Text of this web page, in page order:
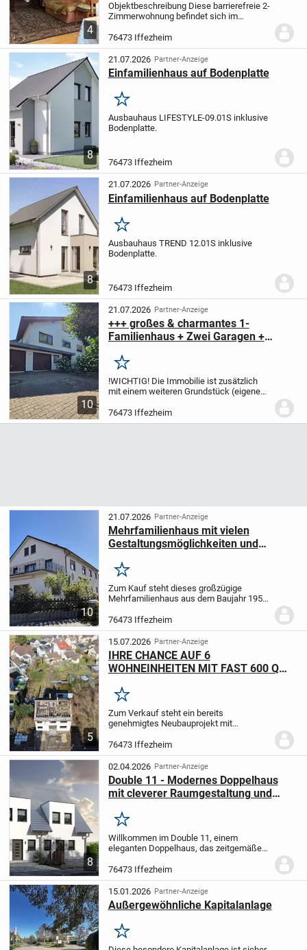
4
Objektbeschreibung Diese barrierefreie 2-
Zimmerwohnung befindet sich im
Baujahr 2001 und bietet komfortables,
betreutes Wohnen in ruhiger Lage. Die
Wohnfläche beträgt...
76473 Iffezheim
8
21.07.2026 Partner-Anzeige
Einfamilienhaus auf Bodenplatte
Merken
Ausbauhaus LIFESTYLE-09.01S inklusive
Bodenplatte.
76473 Iffezheim
8
21.07.2026 Partner-Anzeige
Einfamilienhaus auf Bodenplatte
Merken
Ausbauhaus TREND 12.01S inklusive
Bodenplatte.
76473 Iffezheim
10
21.07.2026 Partner-Anzeige
+++ großes & charmantes 1-
Familienhaus + Zwei Garagen +
Merken
!WICHTIG! Die Immobilie ist zusätzlich
mit einem weiteren Grundstück (eigenes
vergrößert und zusätzlich bebaubar ist,
das Inserat dazu finden Sie ebenfalls...
76473 Iffezheim
10
21.07.2026 Partner-Anzeige
Mehrfamilienhaus mit vielen
Gestaltungsmöglichkeiten und
Merken
Zum Kauf steht dieses großzügige
Mehrfamilienhaus aus dem Baujahr 1959,
von 76473 Iffezheim. Das Objekt bietet
auf einem ca. 834 m² großen Grundstück
eine...
76473 Iffezheim
5
15.07.2026 Partner-Anzeige
IHRE CHANCE AUF 6
WOHNEINHEITEN MIT FAST 600 QM
DURCHGEPLANT!
Merken
Zum Verkauf steht ein bereits
genehmigtes Neubauprojekt mit
einer geplanten Gesamtwohnfläche von
ca. 582,41 m². Die Baugenehmigung liegt
vor, die Grundrisse sind...
76473 Iffezheim
8
02.04.2026 Partner-Anzeige
Double 11 - Modernes Doppelhaus
mit cleverer Raumgestaltung und
Merken
Willkommen im Double 11, einem
eleganten Doppelhaus, das zeitgemäßes
Raumaufteilung verbindet. Beim Betreten
empfängt Sie ein großzügiger
Eingangsbereich, ergänzt durch...
76473 Iffezheim
15.01.2026 Partner-Anzeige
Außergewöhnliche Kapitalanlage
Merken